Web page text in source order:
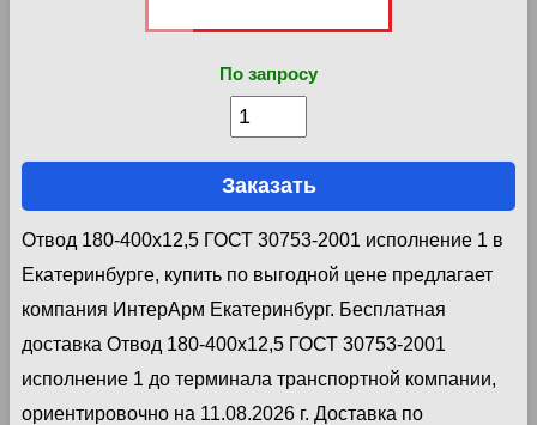
По запросу
Заказать
Отвод 180-400х12,5 ГОСТ 30753-2001 исполнение 1 в
Екатеринбурге, купить по выгодной цене предлагает
компания ИнтерАрм Екатеринбург. Бесплатная
доставка Отвод 180-400х12,5 ГОСТ 30753-2001
исполнение 1 до терминала транспортной компании,
ориентировочно на 11.08.2026 г. Доставка по